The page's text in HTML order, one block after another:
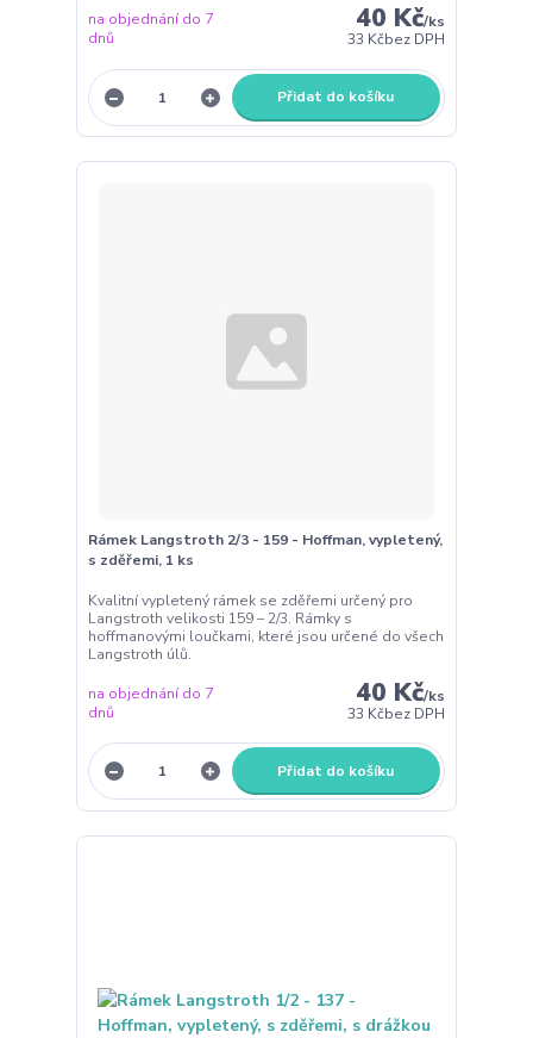
40 Kč/ks
33 Kčbez DPH
na objednání do 7
dnů
Přidat do košíku
Rámek Langstroth 2/3 - 159 - Hoffman, vypletený,
s zděřemi, 1 ks
Kvalitní vypletený rámek se zděřemi určený pro
Langstroth velikosti 159 – 2/3. Rámky s
hoffmanovými loučkami, které jsou určené do všech
Langstroth úlů.
40 Kč/ks
33 Kčbez DPH
na objednání do 7
dnů
Přidat do košíku